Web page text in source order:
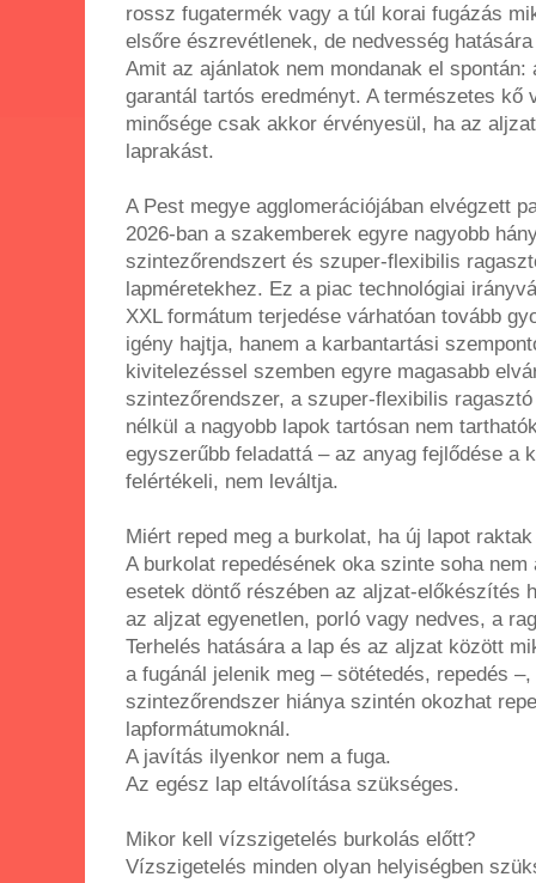
rossz fugatermék vagy a túl korai fugázás
elsőre észrevétlenek, de nedvesség
Amit az ajánlatok nem mondanak el spontán:
garantál tartós eredményt. A természetes kő
minősége csak akkor érvényesül, ha az
laprakást.
A Pest megye agglomerációjában elvégzett
2026-ban a szakemberek egyre nagyobb
szintezőrendszert és szuper-flexibilis
lapméretekhez. Ez a piac technológiai
XXL formátum terjedése várhatóan tovább
igény hajtja, hanem a karbantartási
kivitelezéssel szemben egyre magasabb
szintezőrendszer, a szuper-flexibilis
nélkül a nagyobb lapok tartósan nem
egyszerűbb feladattá – az anyag fejlődése a
felértékeli, nem leváltja.
Miért reped meg a burkolat, ha új lapot
A burkolat repedésének oka szinte soha
esetek döntő részében az aljzat-előkészítés
az aljzat egyenetlen, porló vagy nedves, a
Terhelés hatására a lap és az aljzat között
a fugánál jelenik meg – sötétedés, repedés
szintezőrendszer hiánya szintén okozhat
lapformátumoknál.
A javítás ilyenkor nem a fuga.
Az egész lap eltávolítása szükséges.
Mikor kell vízszigetelés burkolás előtt?
Vízszigetelés minden olyan helyiségben